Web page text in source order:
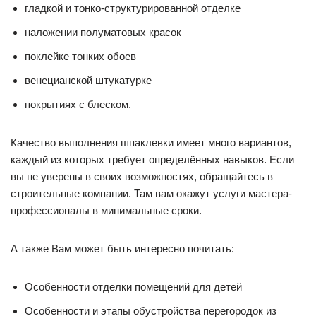
гладкой и тонко-структурированной отделке
наложении полуматовых красок
поклейке тонких обоев
венецианской штукатурке
покрытиях с блеском.
Качество выполнения шпаклевки имеет много вариантов,
каждый из которых требует определённых навыков. Если
вы не уверены в своих возможностях, обращайтесь в
строительные компании. Там вам окажут услуги мастера-
профессионалы в минимальные сроки.
А также Вам может быть интересно почитать:
Особенности отделки помещений для детей
Особенности и этапы обустройства перегородок из